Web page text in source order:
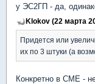
у ЭС2ГП - да,
Klokov (22 марта
Придется или
их по 3 штуки (а
Конкретно в СМЕ -